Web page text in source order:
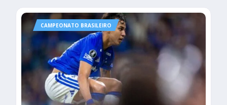
CAMPEONATO BRASILEIRO